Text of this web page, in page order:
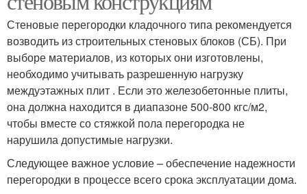
Стеновые перегородки кладочного типа рекомендуется
возводить из строительных стеновых блоков (СБ). При
выборе материалов, из которых они изготовлены,
необходимо учитывать разрешенную нагрузку
междуэтажных плит . Если это железобетонные плиты,
она должна находится в диапазоне 500-800 кгс/м2,
чтобы вместе со стяжкой пола перегородка не
нарушила допустимые нагрузки.
Следующее важное условие – обеспечение надежности
перегородки в процессе всего срока эксплуатации дома.